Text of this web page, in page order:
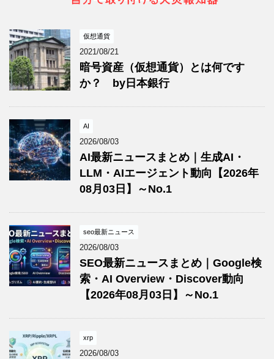
仮想通貨
2021/08/21
暗号資産（仮想通貨）とは何です
か？ by日本銀行
AI
2026/08/03
AI最新ニュースまとめ｜生成AI・
LLM・AIエージェント動向【2026年
08月03日】～No.1
seo最新ニュース
2026/08/03
SEO最新ニュースまとめ｜Google検
索・AI Overview・Discover動向
【2026年08月03日】～No.1
xrp
2026/08/03